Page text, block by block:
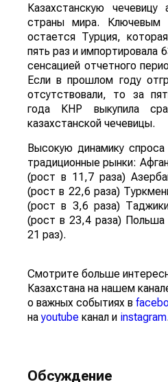
Казахстанскую
страны мира. Ключевым
остается Турция,
пять раз и импортировала
сенсацией отчетного
Если в прошлом году
отсутствовали, то за
года КНР выкупила
казахстанской чечевицы.
Высокую динамику
традиционные рынки:
(рост в 11,7 раза)
(рост в 22,6 раза)
(рост в 3,6 раза)
(рост в 23,4 раза)
21 раз).
Смотрите больше
Казахстана на нашем
о важных событиях в
наyoutube канал и instagram.
Обсуждение